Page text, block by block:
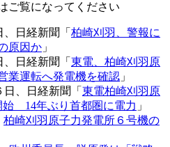
ご覧になってください
日経新聞「 柏崎刈羽、警報に
原因か 」
日経新聞「 東電、柏崎刈羽原
業運転へ発電機を確認 」
、日経新聞「 東電柏崎刈羽原
始 14年ぶり首都圏に電力 」
柏崎刈羽原子力発電所６号機の